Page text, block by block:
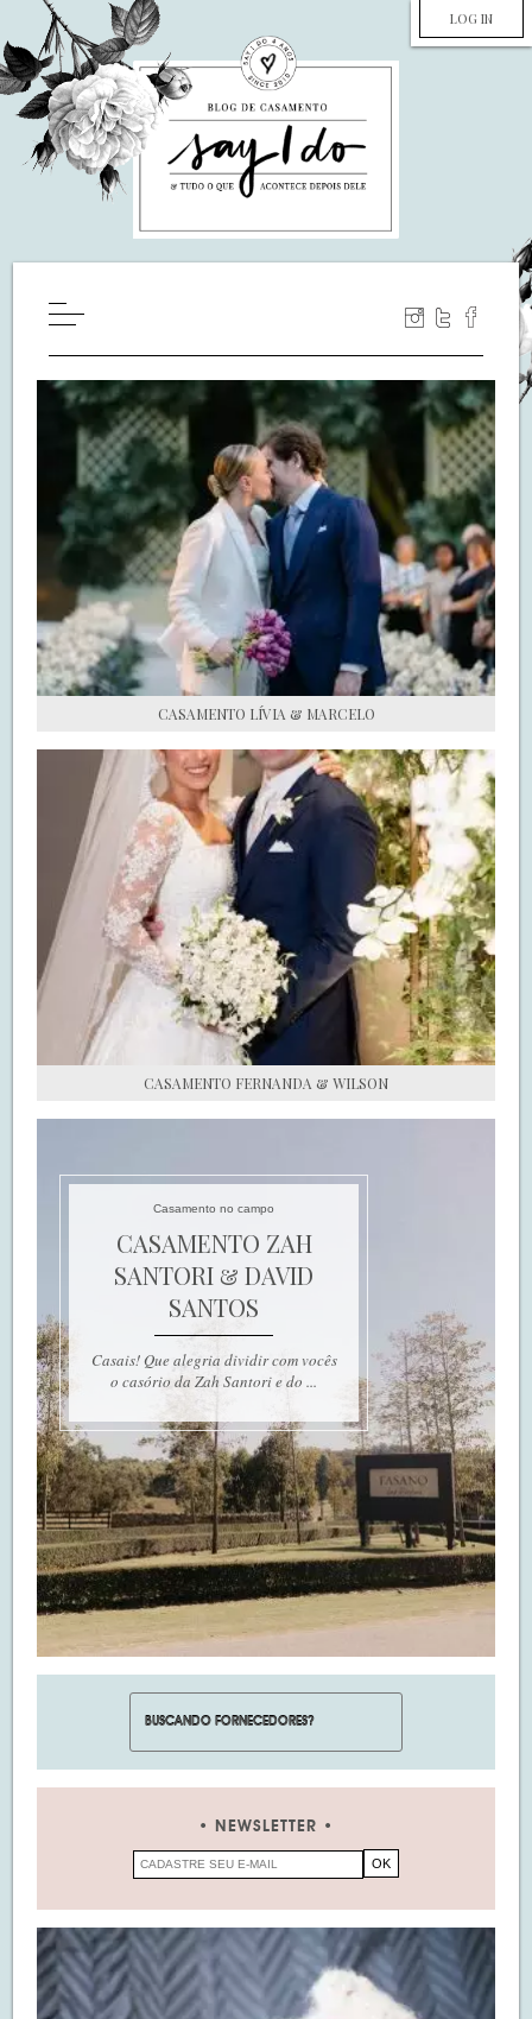
LOG IN
WILL YOU MARRY ME?
LUA DE MEL
COZINHA
DECORAÇÃO
DE NOIVA PRA NOIVA
S.O.S CASADAS
FALE COM O SAY I DO
CASAMENTO LÍVIA & MARCELO
CASAMENTO FERNANDA & WILSON
Casamento no campo
CASAMENTO ZAH
SANTORI & DAVID
SANTOS
Casais! Que alegria dividir com vocês
o casório da Zah Santori e do ...
NEWSLETTER